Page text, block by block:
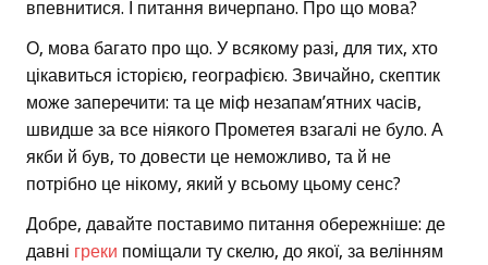
впевнитися. І питання вичерпано. Про що мова?
О, мова багато про що. У всякому разі, для тих, хто
цікавиться історією, географією. Звичайно, скептик
може заперечити: та це міф незапам’ятних часів,
швидше за все ніякого Прометея взагалі не було. А
якби й був, то довести це неможливо, та й не
потрібно це нікому, який у всьому цьому сенс?
Добре, давайте поставимо питання обережніше: де
давні греки поміщали ту скелю, до якої, за велінням